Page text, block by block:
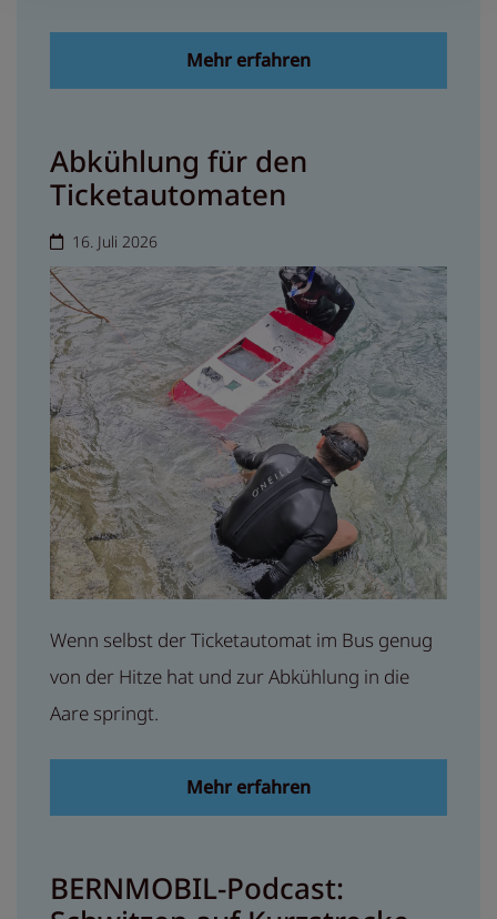
Mehr erfahren
Abkühlung für den
Ticketautomaten
16. Juli 2026
Wenn selbst der Ticketautomat im Bus genug
von der Hitze hat und zur Abkühlung in die
Aare springt.
Mehr erfahren
BERNMOBIL-Podcast: